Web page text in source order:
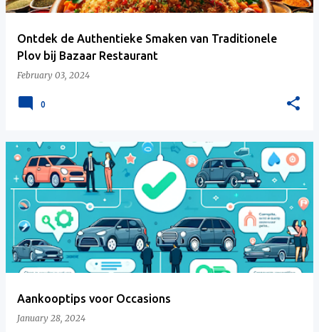
Ontdek de Authentieke Smaken van Traditionele
Plov bij Bazaar Restaurant
February 03, 2024
0
Aankooptips voor Occasions
January 28, 2024